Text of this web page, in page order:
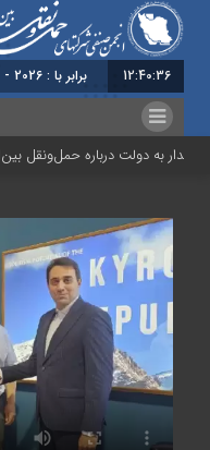
12:40:37 برابر با : Sunday - 9 August - 2026
به دولت درباره حمل‌ونقل